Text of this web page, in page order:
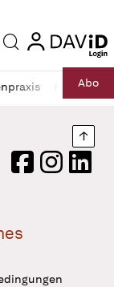
Suche login
RechtAbo
FacebookInstagram